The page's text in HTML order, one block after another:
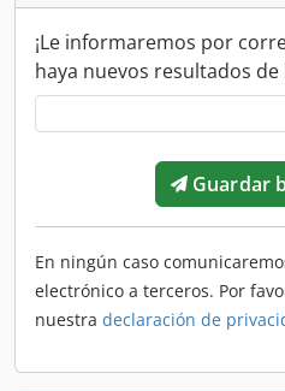
¡Le informaremos por
haya nuevos resultados
Guardar
En ningún caso
electrónico a terceros. Por
nuestra declaración de